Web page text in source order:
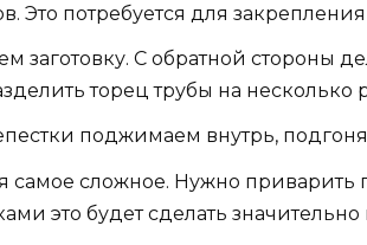
Это потребуется для
заготовку. С обратной стороны
торец трубы на несколько
поджимаем внутрь,
самое сложное. Нужно приварить
это будет сделать